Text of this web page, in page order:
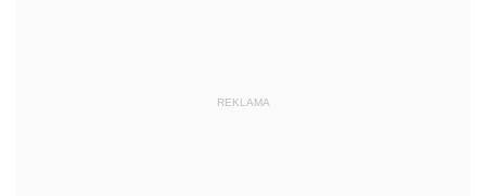
REKLAMA